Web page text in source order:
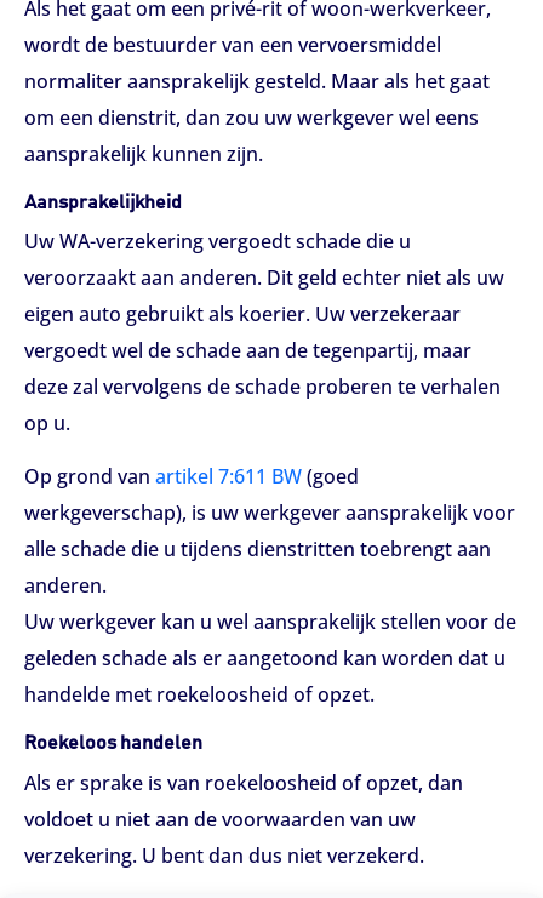
Als het gaat om een privé-rit of woon-werkverkeer,
wordt de bestuurder van een vervoersmiddel
normaliter aansprakelijk gesteld. Maar als het gaat
om een dienstrit, dan zou uw werkgever wel eens
aansprakelijk kunnen zijn.
Aansprakelijkheid
Uw WA-verzekering vergoedt schade die u
veroorzaakt aan anderen. Dit geld echter niet als uw
eigen auto gebruikt als koerier. Uw verzekeraar
vergoedt wel de schade aan de tegenpartij, maar
deze zal vervolgens de schade proberen te verhalen
op u.
Op grond van artikel 7:611 BW(goed
werkgeverschap), is uw werkgever aansprakelijk voor
alle schade die u tijdens dienstritten toebrengt aan
anderen.
Uw werkgever kan u wel aansprakelijk stellen voor de
geleden schade als er aangetoond kan worden dat u
handelde met roekeloosheid of opzet.
Roekeloos handelen
Als er sprake is van roekeloosheid of opzet, dan
voldoet u niet aan de voorwaarden van uw
verzekering. U bent dan dus niet verzekerd.